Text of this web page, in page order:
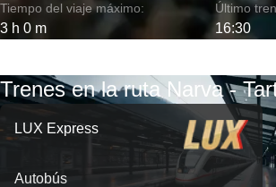
Tiempo del viaje máximo:
3 h 0 m
Último
16:30
Trenes en la ruta Narva -
LUX Express
Autobús